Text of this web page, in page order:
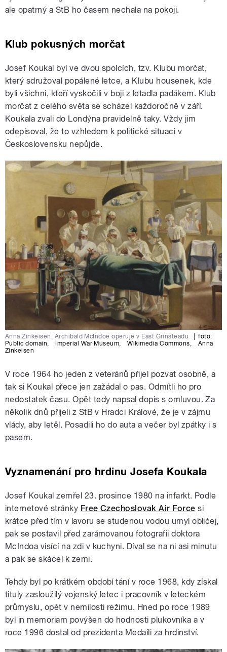
ale opatrný a StB ho časem nechala na pokoji.
Klub pokusných morčat
Josef Koukal byl ve dvou spolcích, tzv. Klubu morčat,
který sdružoval popálené letce, a Klubu housenek, kde
byli všichni, kteří vyskočili v boji z letadla padákem. Klub
morčat z celého světa se scházel každoročně v září.
Koukala zvali do Londýna pravidelně taky. Vždy jim
odepisoval, že to vzhledem k politické situaci v
Československu nepůjde.
Anna Zinkeisen: Archibald McIndoe operuje v East Grinsteadu
foto:
Public domain ,Imperial War Museum ,Wikimedia Commons
Anna
Zinkeisen
V roce 1964 ho jeden z veteránů přijel pozvat osobně, a
tak si Koukal přece jen zažádal o pas. Odmítli ho pro
nedostatek času. Opět tedy napsal dopis s omluvou. Za
několik dnů přijeli z StB v Hradci Králové, že je v zájmu
vlády, aby letěl. Posadili ho do auta a večer byl zpátky i s
pasem.
Vyznamenání pro hrdinu Josefa Koukala
Josef Koukal zemřel 23. prosince 1980 na infarkt. Podle
internetové stránky Free Czechoslovak Air Force si
krátce před tím v lavoru se studenou vodou umyl obličej,
pak se postavil před zarámovanou fotografii doktora
McIndoa visící na zdi v kuchyni. Díval se na ni asi minutu
a pak se skácel k zemi.
Tehdy byl po krátkém období tání v roce 1968, kdy získal
tituly zasloužilý vojenský letec i pracovník v leteckém
průmyslu, opět v nemilosti režimu. Hned po roce 1989
byl in memoriam povýšen do hodnosti plukovníka a v
roce 1996 dostal od prezidenta Medaili za hrdinství.